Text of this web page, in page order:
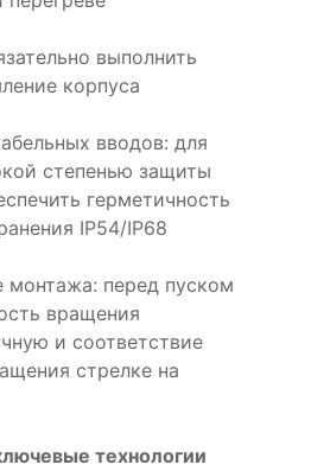
выполнить
корпуса
вводов: для
степенью защиты
герметичность
IP54/IP68
монтажа: перед пуском
вращения
и соответствие
стрелке на
технологии